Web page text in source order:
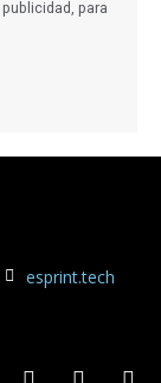
para
esprint.tech